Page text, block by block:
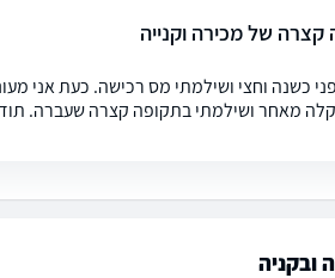
של מכירה וקנייה
כשנה וחצי ושילמתי מס רכישה. כעת אני
מאחר ושילמתי בתקופה קצרה שעברה.
ובקניה